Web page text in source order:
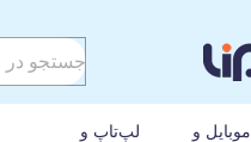
موبایل و
لپ‌تاپ و